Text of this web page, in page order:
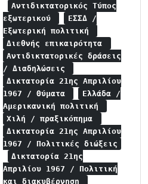
Αντιδικτατορικός Τύπος
εξωτερικού
ΕΣΣΔ /
Εξωτερική πολιτική
Διεθνής επικαιρότητα
Αντιδικτατορικές δράσεις
/ Διαδηλώσεις
Δικτατορία 21ης Απριλίου
1967 / Θύματα
Ελλάδα /
Αμερικανική πολιτική
Χιλή / πραξικόπημα
Δικτατορία 21ης Απριλίου
1967 / Πολιτικές διώξεις
Δικτατορία 21ης
Απριλίου 1967 / Πολιτική
και διακυβέρνηση